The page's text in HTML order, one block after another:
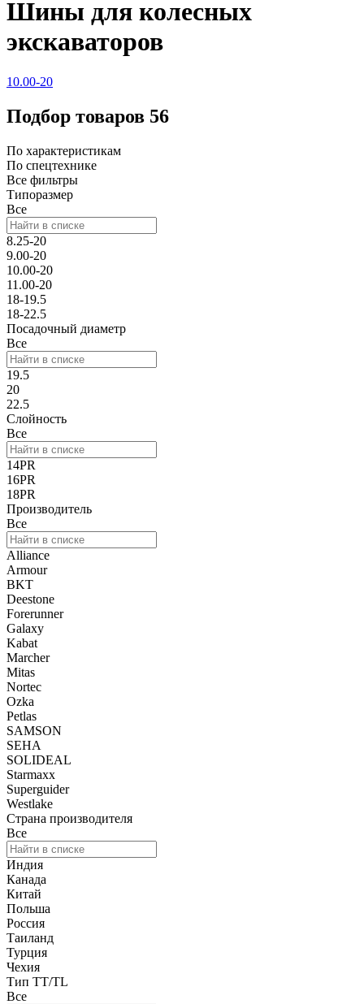
Шины для колесных
экскаваторов
10.00-20
Подбор товаров 56
По характеристикам
По спецтехнике
Все фильтры
Типоразмер
Все
8.25-20
9.00-20
10.00-20
11.00-20
18-19.5
18-22.5
Посадочный диаметр
Все
19.5
20
22.5
Слойность
Все
14PR
16PR
18PR
Производитель
Все
Alliance
Armour
BKT
Deestone
Forerunner
Galaxy
Kabat
Marcher
Mitas
Nortec
Ozka
Petlas
SAMSON
SEHA
SOLIDEAL
Starmaxx
Superguider
Westlake
Страна производителя
Все
Индия
Канада
Китай
Польша
Россия
Таиланд
Турция
Чехия
Тип TT/TL
Все